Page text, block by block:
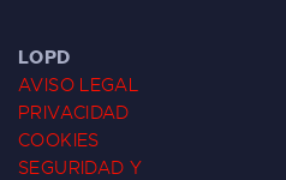
LOPD
AVISO LEGAL
PRIVACIDAD
COOKIES
SEGURIDAD Y